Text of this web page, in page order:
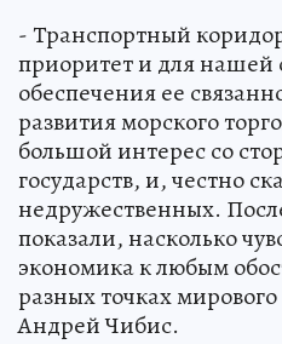
- Транспортный
приоритет и для нашей
обеспечения ее
развития морского
большой интерес со
государств, и, честно
недружественных.
показали, насколько
экономика к любым
разных точках
Андрей Чибис.